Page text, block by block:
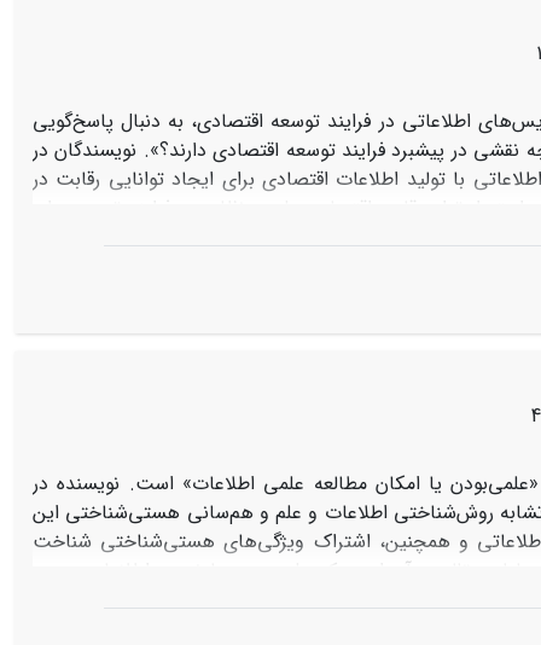
اطلاعاتی در فرایند توسعه اقتصادی، به دنبال پاسخ‌گویی
در پیشبرد فرایند توسعه اقتصادی دارند؟». نویسندگان در
با تولید اطلاعات اقتصادی برای ایجاد توانایی رقابت در
توان رقابت اقتصادی ملی و نظارت بر فرایند توسعه برای
توسعه تأثیر مثبت دارند. همچنین، نویسندگان مدعی‌اند
در چارچوب نقش‌های سه‌گانه اطلاعات در سیاست‌گذاری،
یا امکان مطالعه علمی اطلاعات» است. نویسنده در
روش‌شناختی اطلاعات و علم و هم‌سانی هستی‌شناختی این
و همچنین، اشتراک ویژگی‌های هستی‌شناختی شناخت
مقاله بر آن است که علمی‌بودن یا نبودن اطلاعات، بدون
همچنان در حد ادعا باقی خواهد ماند و ورود اطلاعات به
آن را تضمین خواهد کرد.